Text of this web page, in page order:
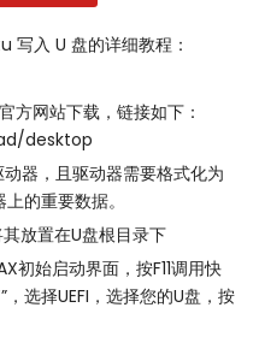
入 U 盘的详细教程：
方网站下载，链接如下：
desktop
器，且驱动器需要格式化为
的重要数据。
放置在U盘根目录下
初始启动界面，按F11调用快
选择UEFI，选择您的U盘，按